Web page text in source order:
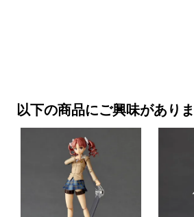
以下の商品にご興味があり